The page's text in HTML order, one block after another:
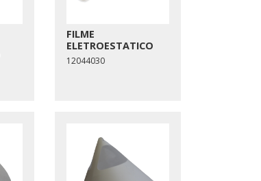
FILME
ELETROESTATICO
12044030